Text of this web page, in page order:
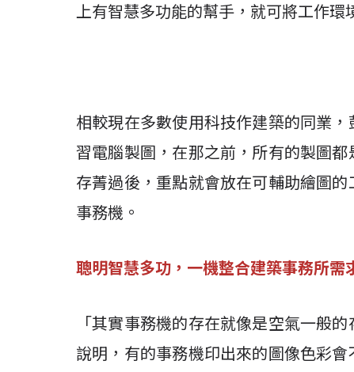
上有智慧多功能的幫手，就可將工作環
相較現在多數使用科技作建築的同業
習電腦製圖，在那之前，所有的製圖
存菁過後，重點就會放在可輔助繪圖
事務機。
聰明智慧多功，一機整合建築事務所需
「其實事務機的存在就像是空氣一般
說明，有的事務機印出來的圖像色彩